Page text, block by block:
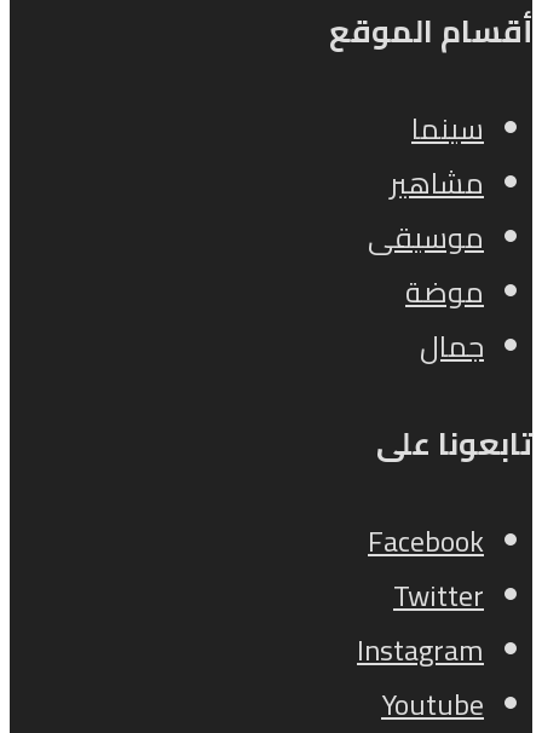
الموقع
سينما
مشاهير
موسيقى
موضة
جمال
على
Facebook
Twitter
Instagram
Youtube